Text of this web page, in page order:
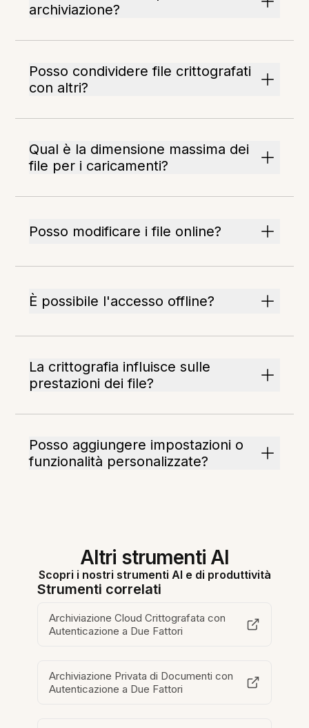
archiviazione?
Posso condividere file crittografati
con altri?
Qual è la dimensione massima dei
file per i caricamenti?
Posso modificare i file online?
È possibile l'accesso offline?
La crittografia influisce sulle
prestazioni dei file?
Posso aggiungere impostazioni o
funzionalità personalizzate?
Altri strumenti AI
Scopri i nostri strumenti AI e di produttività
Strumenti correlati
Archiviazione Cloud Crittografata con
Autenticazione a Due Fattori
Archiviazione Privata di Documenti con
Autenticazione a Due Fattori